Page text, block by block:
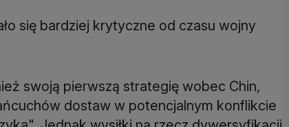
się bardziej krytyczne od czasu wojny
swoją pierwszą strategię wobec Chin,
dostaw w potencjalnym konflikcie